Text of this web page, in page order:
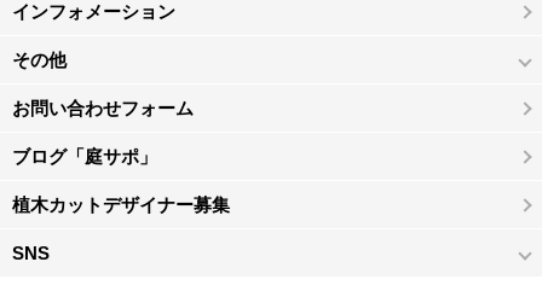
インフォメーション
その他
お問い合わせフォーム
ブログ「庭サポ」
植木カットデザイナー募集
SNS